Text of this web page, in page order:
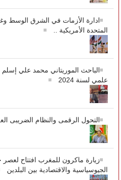
ادارة الأزمات في الشرق الوسط
المتحدة الأمريكية ..
الباحث الموريتاني محمد علي
علمي لسنة 2024
التحول الرقمى والنظام الضريبى
زيارة ماكرون للمغرب افتتاح لعصر
الجيوسياسية والاقتصادية بين البلدين